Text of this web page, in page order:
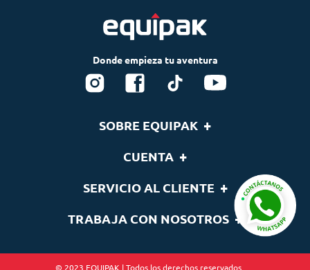
SOBRE EQUIPAK +
Nuestras Marcas
CUENTA +
Seguimiento de pedidos
SERVICIO AL CLIENTE +
TRABAJA CON NOSOTROS +
© 2023 EQUIPAK | Todos los derechos reservados